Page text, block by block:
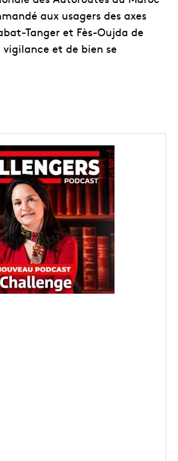
aux usagers des axes
Tanger et Fès-Oujda de
et de bien se